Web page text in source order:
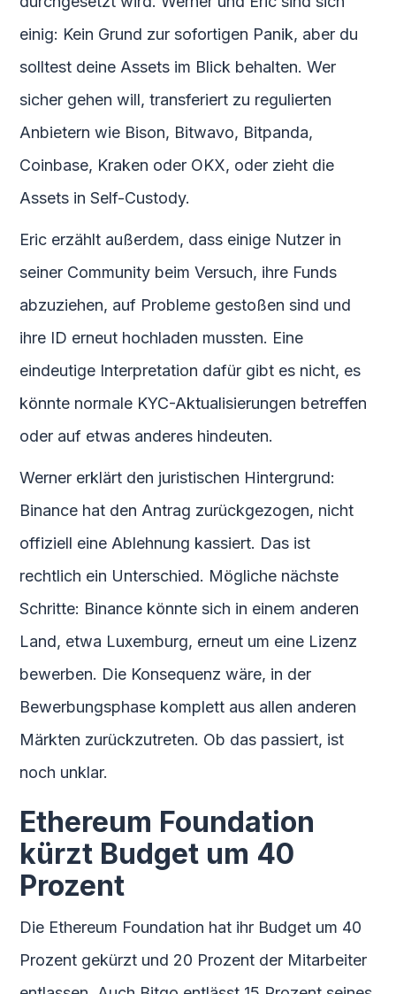
einig: Kein Grund zur sofortigen Panik, aber du
solltest deine Assets im Blick behalten. Wer
sicher gehen will, transferiert zu regulierten
Anbietern wie Bison, Bitwavo, Bitpanda,
Coinbase, Kraken oder OKX, oder zieht die
Assets in Self-Custody.
Eric erzählt außerdem, dass einige Nutzer in
seiner Community beim Versuch, ihre Funds
abzuziehen, auf Probleme gestoßen sind und
ihre ID erneut hochladen mussten. Eine
eindeutige Interpretation dafür gibt es nicht, es
könnte normale KYC-Aktualisierungen betreffen
oder auf etwas anderes hindeuten.
Werner erklärt den juristischen Hintergrund:
Binance hat den Antrag zurückgezogen, nicht
offiziell eine Ablehnung kassiert. Das ist
rechtlich ein Unterschied. Mögliche nächste
Schritte: Binance könnte sich in einem anderen
Land, etwa Luxemburg, erneut um eine Lizenz
bewerben. Die Konsequenz wäre, in der
Bewerbungsphase komplett aus allen anderen
Märkten zurückzutreten. Ob das passiert, ist
noch unklar.
Ethereum Foundation
kürzt Budget um 40
Prozent
Die Ethereum Foundation hat ihr Budget um 40
Prozent gekürzt und 20 Prozent der Mitarbeiter